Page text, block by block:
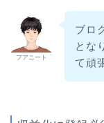
フアニート
ブロ
とな
て頑